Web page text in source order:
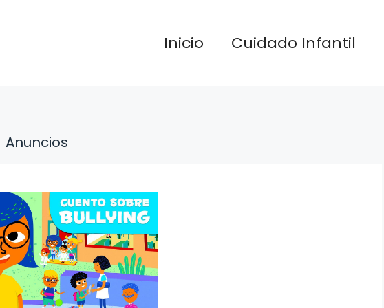
Inicio Cuidado Infantil
Anuncios